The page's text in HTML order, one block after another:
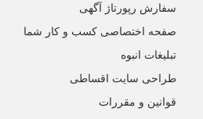
سفارش رپورتاژ آگهی
صفحه اختصاصی کسب و کار شما
تبلیغات انبوه
طراحی سایت اقساطی
قوانین و مقررات